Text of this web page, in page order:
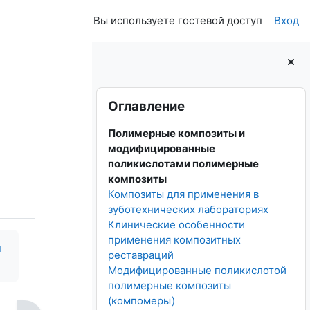
Вы используете гостевой доступ Вход
Блоки
Пропустить Оглавление
Оглавление
Полимерные композиты и
модифицированные
поликислотами полимерные
композиты
Композиты для применения в
зуботехнических лабораториях
Клинические особенности
применения композитных
реставраций
Модифицированные поликислотой
полимерные композиты
(компомеры)